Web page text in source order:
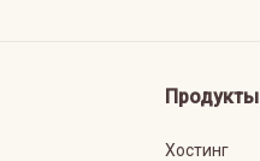
Продукты
Хостинг